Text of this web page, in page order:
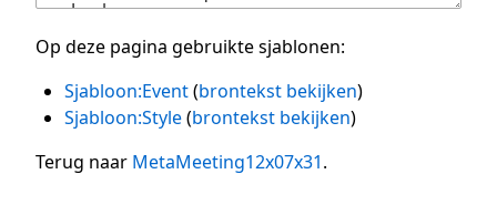
Op deze pagina gebruikte sjablonen:
Sjabloon:Event(brontekst bekijken)
Sjabloon:Style(brontekst bekijken)
Terug naar MetaMeeting12x07x31.